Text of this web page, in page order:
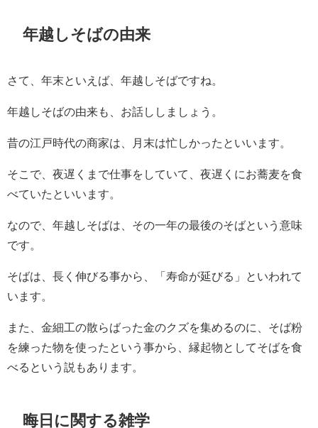
年越しそばの由来
さて、年末といえば、年越しそばですね。
年越しそばの由来も、お話ししましょう。
昔の江戸時代の商家は、月末は忙しかったといいます。
そこで、夜遅くまで仕事をしていて、夜遅くにお蕎麦を食
べていたといいます。
なので、年越しそばは、その一年の最後のそばという意味
です。
そばは、長く伸びる事から、「寿命が延びる」といわれて
います。
また、金細工の散らばった金のクズを集めるのに、そば粉
を練った物を使ったという事から、縁起物としてそばを食
べるという説もあります。
晦日に関する雑学